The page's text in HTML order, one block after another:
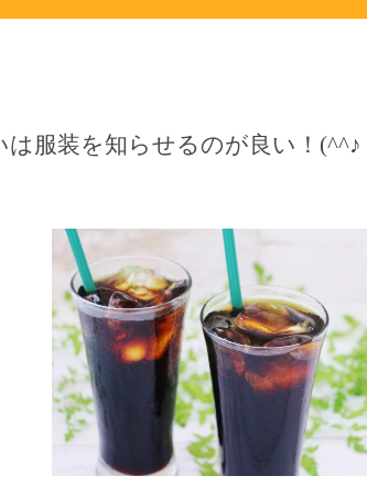
服装を知らせるのが良い！(^^♪